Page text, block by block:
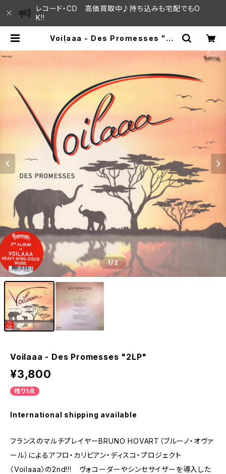
レコード・CD 高価買取中♪持ち込みも宅配でもO
K!!
Voilaaa - Des Promesses "2L
1/2
Voilaaa - Des Promesses "2LP"
¥3,800
残り1点
International shipping available
フランスのマルチプレイヤーBRUNO HOVART（ブルーノ・オヴァ
ール）によるアフロ・カリビアン・ディスコ・プロジェクト
〈Voilaaa〉の2nd!!! ヴォコーダーやシンセサイザーを導入した